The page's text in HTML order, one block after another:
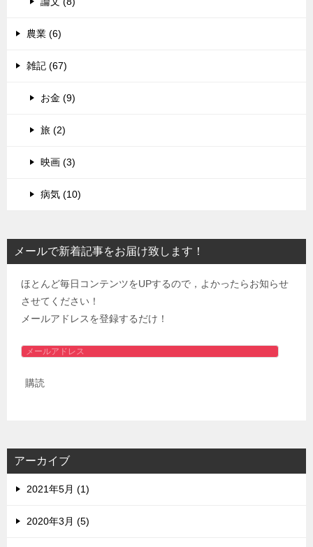
農業 (6)
雑記 (67)
お金 (9)
旅 (2)
映画 (3)
病気 (10)
メールで新着記事をお届け致します！
ほとんど毎日コンテンツをUPするので，よかったらお知らせ
させてください！
メールアドレスを登録するだけ！
メ
ル
ス
購読
アーカイブ
2021年5月 (1)
2020年3月 (5)